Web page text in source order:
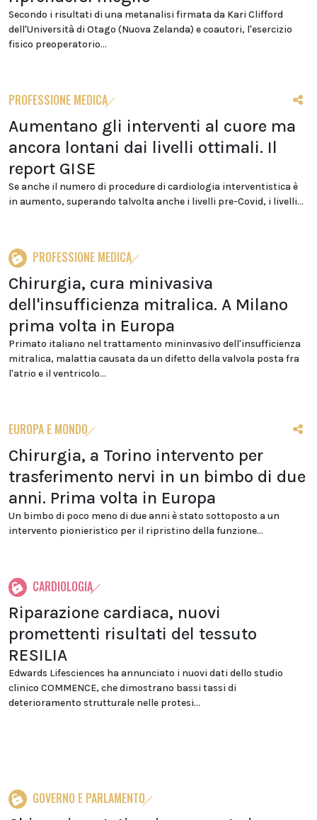
Secondo i risultati di una metanalisi firmata da Kari Clifford
dell'Università di Otago (Nuova Zelanda) e coautori, l'esercizio
fisico preoperatorio...
PROFESSIONE MEDICA
Aumentano gli interventi al cuore ma
ancora lontani dai livelli ottimali. Il
report GISE
Se anche il numero di procedure di cardiologia interventistica è
in aumento, superando talvolta anche i livelli pre-Covid, i livelli...
PROFESSIONE MEDICA
Chirurgia, cura minivasiva
dell'insufficienza mitralica. A Milano
prima volta in Europa
Primato italiano nel trattamento mininvasivo dell'insufficienza
mitralica, malattia causata da un difetto della valvola posta fra
l'atrio e il ventricolo...
EUROPA E MONDO
Chirurgia, a Torino intervento per
trasferimento nervi in un bimbo di due
anni. Prima volta in Europa
Un bimbo di poco meno di due anni è stato sottoposto a un
intervento pionieristico per il ripristino della funzione...
CARDIOLOGIA
Riparazione cardiaca, nuovi
promettenti risultati del tessuto
RESILIA
Edwards Lifesciences ha annunciato i nuovi dati dello studio
clinico COMMENCE, che dimostrano bassi tassi di
deterioramento strutturale nelle protesi...
GOVERNO E PARLAMENTO